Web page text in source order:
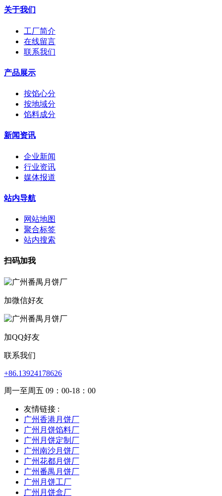
关于我们
工厂简介
在线留言
联系我们
产品展示
按馅心分
按地域分
馅料成分
新闻资讯
企业新闻
行业资讯
媒体报道
站内导航
网站地图
聚合标签
站内搜索
扫码加我
加微信好友
加QQ好友
联系我们
+86.13924178626
周一至周五 09：00-18：00
友情链接 :
广州香港月饼厂
广州月饼馅料厂
广州月饼定制厂
广州南沙月饼厂
广州花都月饼厂
广州番禺月饼厂
广州月饼工厂
广州月饼盒厂